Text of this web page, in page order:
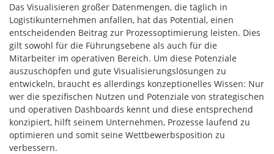
Das Visualisieren großer Datenmengen, die täglich in
Logistikunternehmen anfallen, hat das Potential, einen
entscheidenden Beitrag zur Prozessoptimierung leisten. Dies
gilt sowohl für die Führungsebene als auch für die
Mitarbeiter im operativen Bereich. Um diese Potenziale
auszuschöpfen und gute Visualisierungslösungen zu
entwickeln, braucht es allerdings konzeptionelles Wissen: Nur
wer die spezifischen Nutzen und Potenziale von strategischen
und operativen Dashboards kennt und diese entsprechend
konzipiert, hilft seinem Unternehmen, Prozesse laufend zu
optimieren und somit seine Wettbewerbsposition zu
verbessern.